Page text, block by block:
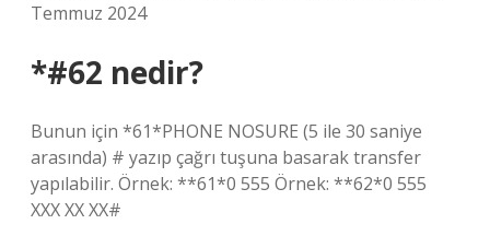
Temmuz 2024
*#62 nedir?
Bunun için *61*PHONE NOSURE (5 ile 30 saniye
arasında) # yazıp çağrı tuşuna basarak transfer
yapılabilir. Örnek: **61*0 555 Örnek: **62*0 555
XXX XX XX#